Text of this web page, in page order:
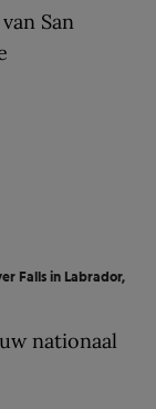
San
Falls in Labrador,
nationaal